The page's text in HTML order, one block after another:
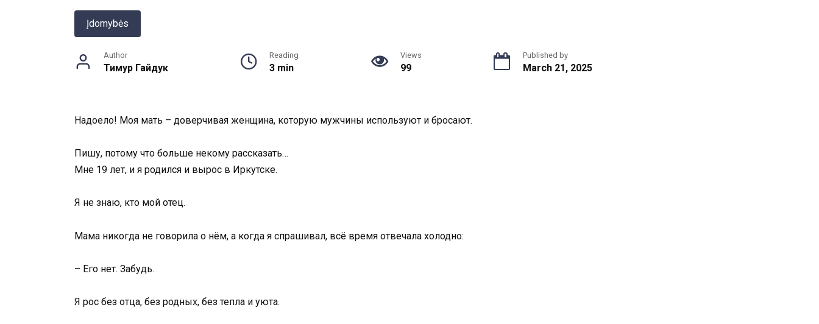
Įdomybės
Author
Тимур Гайдук
Reading
3 min
Views
99
Published by
March 21, 2025
Надоело! Моя мать – доверчивая женщина, которую мужчины используют и бросают.
Пишу, потому что больше некому рассказать…
Мне 19 лет, и я родился и вырос в Иркутске.
Я не знаю, кто мой отец.
Мама никогда не говорила о нём, а когда я спрашивал, всё время отвечала холодно:
– Его нет. Забудь.
Я рос без отца, без родных, без тепла и уюта.